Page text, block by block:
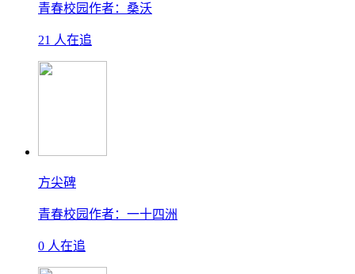
青春校园作者：桑沃
21 人在追
方尖碑
青春校园作者：一十四洲
0 人在追